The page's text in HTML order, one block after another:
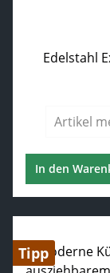
Edelstahl
Artikel
In den
Tipp